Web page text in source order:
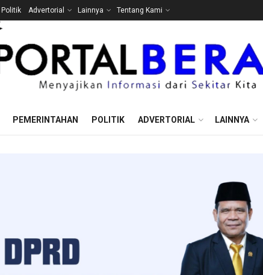
Politik Advertorial Lainnya Tentang Kami
PEMERINTAHAN POLITIK ADVERTORIAL LAINNYA